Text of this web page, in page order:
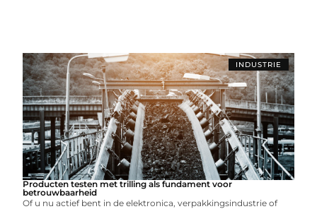
INDUSTRIE
Producten testen met trilling als fundament voor
betrouwbaarheid
Of u nu actief bent in de elektronica, verpakkingsindustrie of